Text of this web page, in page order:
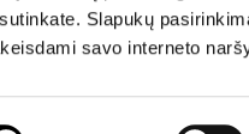
Slapukų
savo interneto